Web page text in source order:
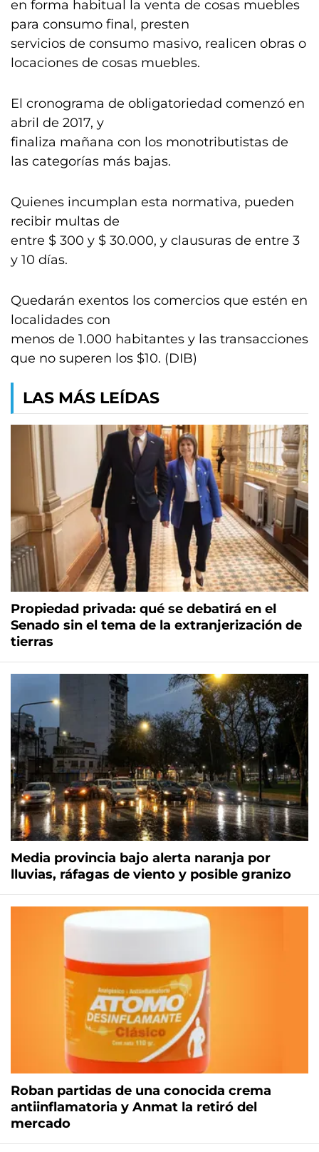
en forma habitual la venta de cosas muebles
para consumo final, presten
servicios de consumo masivo, realicen obras o
locaciones de cosas muebles.
El cronograma de obligatoriedad comenzó en
abril de 2017, y
finaliza mañana con los monotributistas de
las categorías más bajas.
Quienes incumplan esta normativa, pueden
recibir multas de
entre $ 300 y $ 30.000, y clausuras de entre 3
y 10 días.
Quedarán exentos los comercios que estén en
localidades con
menos de 1.000 habitantes y las transacciones
que no superen los $10. (DIB)
LAS MÁS LEÍDAS
Propiedad privada: qué se debatirá en el
Senado sin el tema de la extranjerización de
tierras
Media provincia bajo alerta naranja por
lluvias, ráfagas de viento y posible granizo
Roban partidas de una conocida crema
antiinflamatoria y Anmat la retiró del
mercado